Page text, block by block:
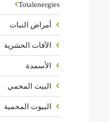
Totalenergies
أمراض النبات
الآفات الحشرية
الأسمدة
البيت المحمي
البيوت المحمية